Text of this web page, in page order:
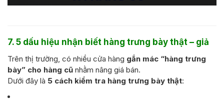
7. 5 dấu hiệu nhận biết hàng trưng bày thật – giả
Trên thị trường, có nhiều cửa hàng gắn mác “hàng trưng
bày” cho hàng cũ nhằm nâng giá bán.
Dưới đây là 5 cách kiểm tra hàng trưng bày thật: